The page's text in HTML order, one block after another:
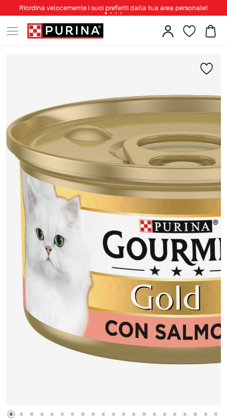
Riordina velocemente i suoi preferiti dalla tua area personale!
Tanti sconti e novità ti aspettano, non perderteli!
Spedizione gratuita a partire da 49 €